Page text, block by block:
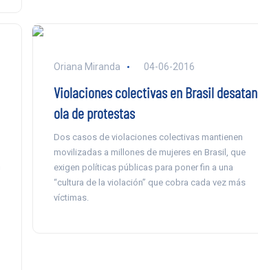
Oriana Miranda 04-06-2016
Violaciones colectivas en Brasil desatan
ola de protestas
Dos casos de violaciones colectivas mantienen
movilizadas a millones de mujeres en Brasil, que
exigen políticas públicas para poner fin a una
“cultura de la violación” que cobra cada vez más
víctimas.